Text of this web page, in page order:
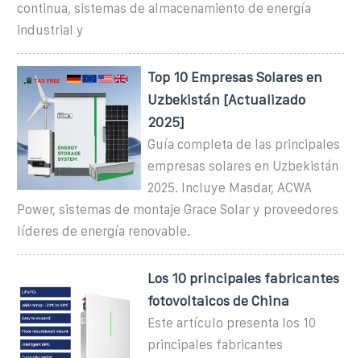
continua, sistemas de almacenamiento de energía
industrial y
Top 10 Empresas Solares en
Uzbekistán [Actualizado
2025]
Guía completa de las principales
empresas solares en Uzbekistán
2025. Incluye Masdar, ACWA
Power, sistemas de montaje Grace Solar y proveedores
líderes de energía renovable.
Los 10 principales fabricantes
fotovoltaicos de China
Este artículo presenta los 10
principales fabricantes